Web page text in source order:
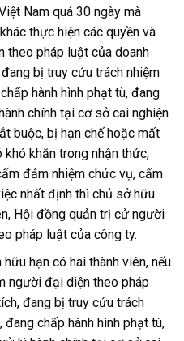
Nam quá 30 ngày mà
thực hiện các quyền và
theo pháp luật của doanh
bị truy cứu trách nhiệm
hành hình phạt tù, đang
chính tại cơ sở cai nghiện
buộc, bị hạn chế hoặc mất
khăn trong nhận thức,
đảm nhiệm chức vụ, cấm
nhất định thì chủ sở hữu
Hội đồng quản trị cử người
pháp luật của công ty.
hạn có hai thành viên, nếu
người đại diện theo pháp
đang bị truy cứu trách
chấp hành hình phạt tù,